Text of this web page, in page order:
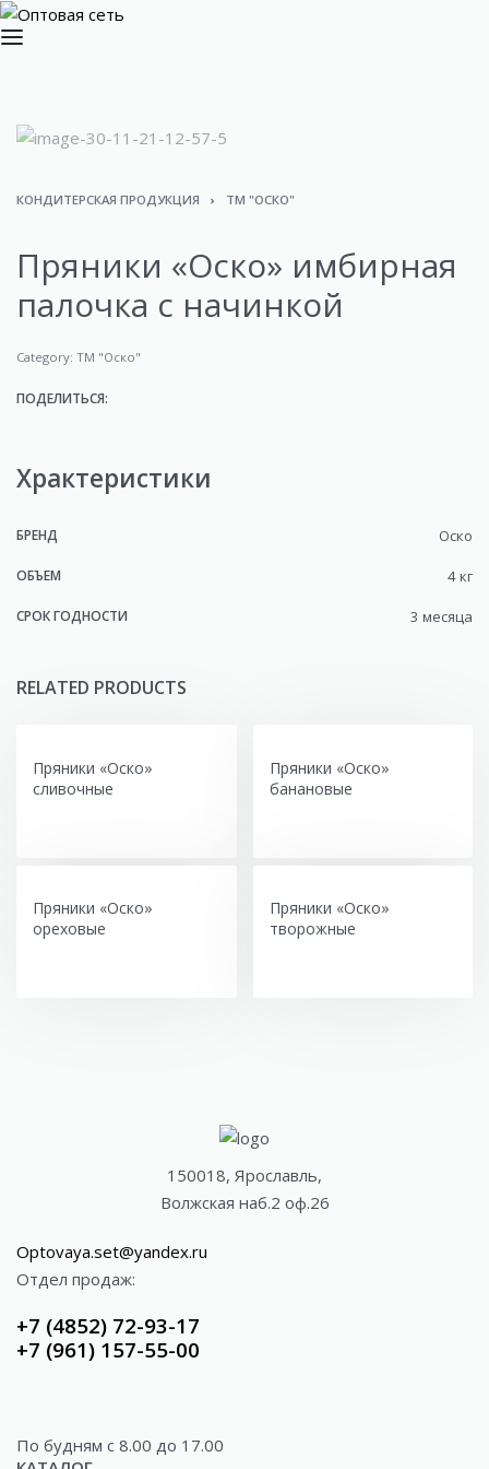
КОНДИТЕРСКАЯ ПРОДУКЦИЯ › ТМ "ОСКО"
Пряники «Оско» имбирная
палочка с начинкой
Category: ТМ "Оско"
ПОДЕЛИТЬСЯ:
Храктеристики
БРЕНД Оско
ОБЪЕМ 4 кг
СРОК ГОДНОСТИ 3 месяца
RELATED PRODUCTS
Пряники «Оско»
сливочные
Пряники «Оско»
банановые
Пряники «Оско»
ореховые
Пряники «Оско»
творожные
150018, Ярославль,
Волжская наб.2 оф.26
Optovaya.set@yandex.ru
Отдел продаж:
+7 (4852) 72-93-17
+7 (961) 157-55-00
По будням c 8.00 до 17.00